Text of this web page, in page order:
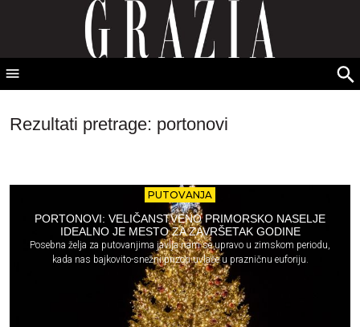
GRAZIA Srbija
grazia.rs - Rezultati pretrage: portonovi
Rezultati pretrage: portonovi
PUTOVANJA
PORTONOVI: VELIČANSTVENO PRIMORSKO NASELJE
IDEALNO JE MESTO ZA ZAVRŠETAK GODINE
Posebna želja za putovanjima javlja nam se upravo u zimskom periodu,
kada nas bajkovito-snežni prizori uvlače u prazničnu euforiju.